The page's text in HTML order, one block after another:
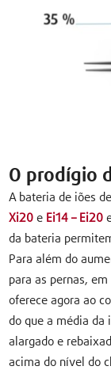
O prodígio
A bateria de iões
Xi20 e Ei14 – Ei20
da bateria
Para além do
para as pernas,
oferece agora ao
do que a média da
alargado e
acima do nível do